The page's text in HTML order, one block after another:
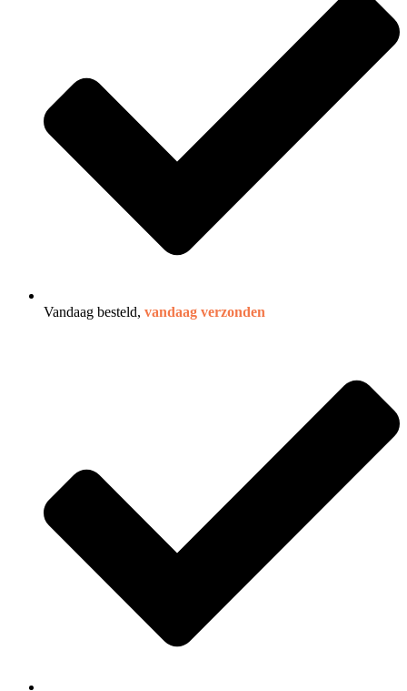
Vandaag besteld, vandaag verzonden